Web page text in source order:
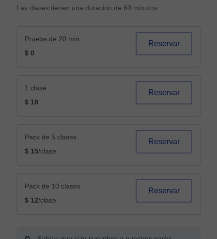
Las clases tienen una duración de 60 minutos
Prueba de 20 min.
$ 0
Reservar
1 clase
$ 18
Reservar
Pack de 5 clases
$ 15/clase
Reservar
Pack de 10 clases
$ 12/clase
Reservar